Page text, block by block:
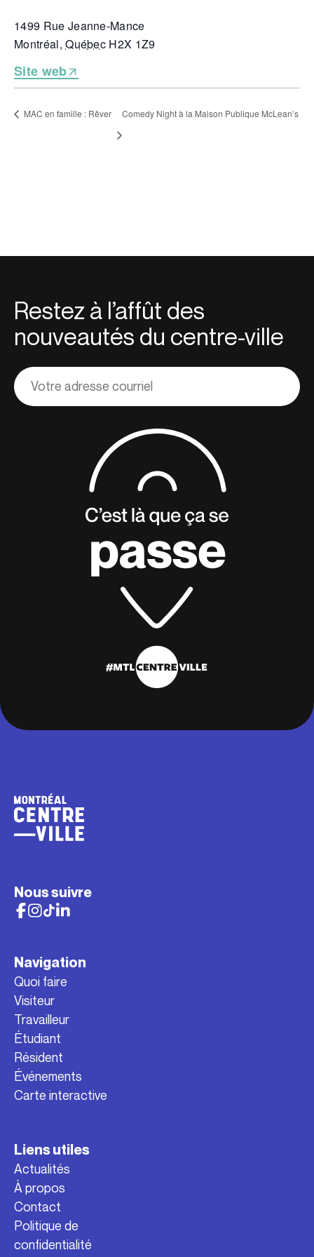
1499 Rue Jeanne-Mance
Montréal, Québec H2X 1Z9
Site web
MAC en famille : Rêver Comedy Night à la Maison Publique McLean’s
Restez à l’affût des
nouveautés du centre-ville
Adresse
courriel
Nous suivre
Navigation
Quoi faire
Visiteur
Travailleur
Étudiant
Résident
Événements
Carte interactive
Liens utiles
Actualités
À propos
Contact
Politique de
confidentialité